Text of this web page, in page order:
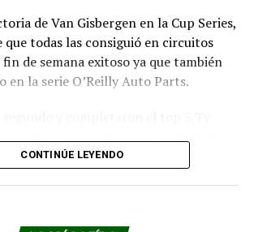
de Van Gisbergen en la Cup Series,
que todas las consiguió en circuitos
de semana exitoso ya que también
en la serie O’Reilly Auto Parts.
Bell.
de la Cup Series es se disputará en el
CONTINÚE LEYENDO